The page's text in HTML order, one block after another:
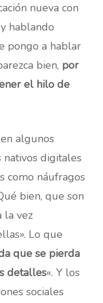
nueva con
hablando
pongo a hablar
bien, por
el hilo de
algunos
nativos digitales
como náufragos
bien, que son
la vez
Lo que
que se pierda
detalles«. Y los
sociales